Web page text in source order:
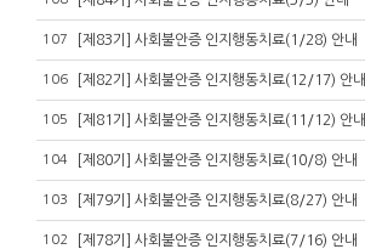
107 [제83기] 사회불안증 인지행동치료(1/28) 안내
106 [제82기] 사회불안증 인지행동치료(12/17) 안내
105 [제81기] 사회불안증 인지행동치료(11/12) 안내
104 [제80기] 사회불안증 인지행동치료(10/8) 안내
103 [제79기] 사회불안증 인지행동치료(8/27) 안내
102 [제78기] 사회불안증 인지행동치료(7/16) 안내